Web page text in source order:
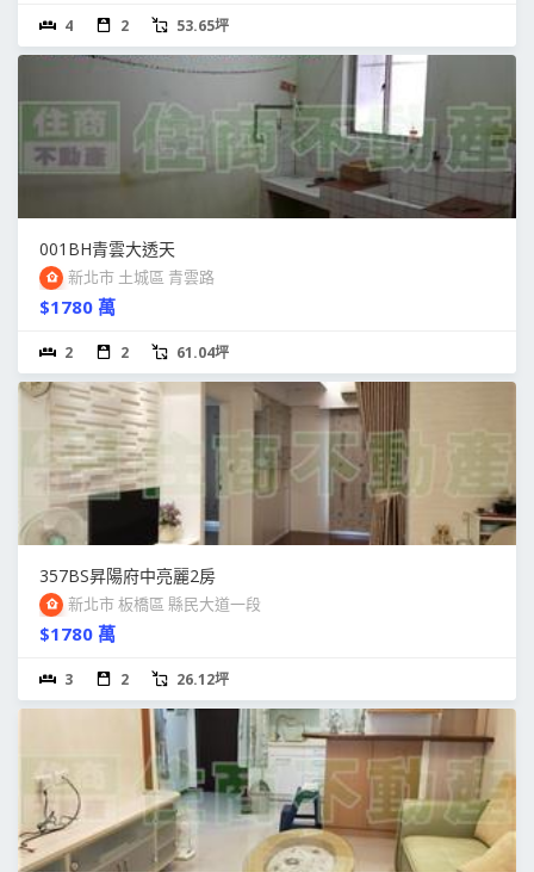
4 2 53.65坪
001BH青雲大透天
新北市 土城區 青雲路
$1780 萬
2 2 61.04坪
357BS昇陽府中亮麗2房
新北市 板橋區 縣民大道一段
$1780 萬
3 2 26.12坪